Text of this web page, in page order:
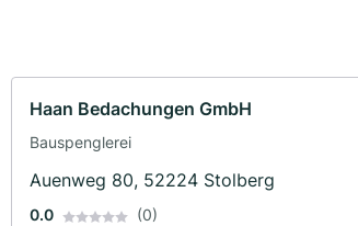
Haan Bedachungen GmbH
Bauspenglerei
Auenweg 80, 52224 Stolberg
0.0 (0)